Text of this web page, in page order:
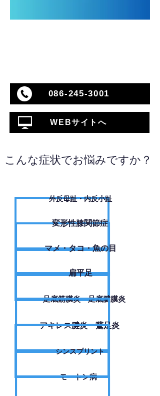
086-245-3001
WEBサイトへ
こんな症状でお悩みですか？
外反母趾・内反小趾
変形性膝関節症
​マメ・タコ・魚の目
扁平足
足底筋膜炎・足底腱膜炎
アキレス腱炎・鵞足炎
シンスプリント
モートン病